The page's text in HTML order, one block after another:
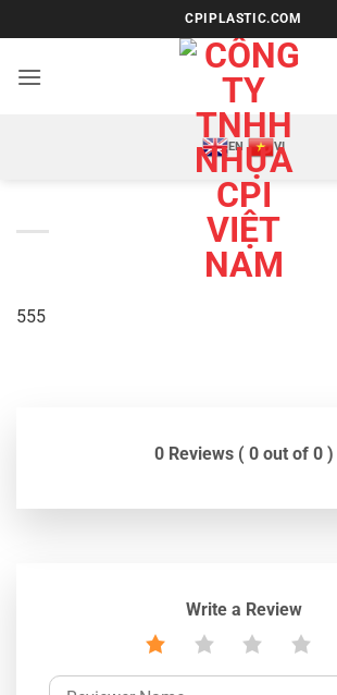
qua
nội
CPIPLASTIC.COM
EN VI
555
0 Reviews ( 0 out of 0 )
Write a Review